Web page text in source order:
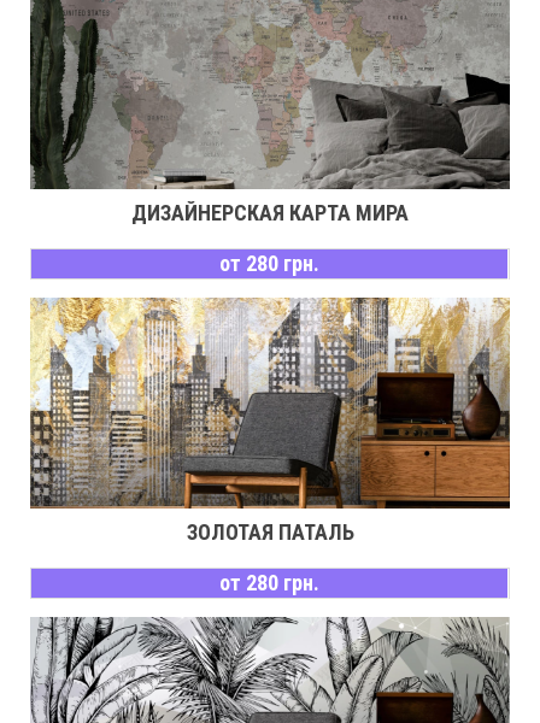
ДИЗАЙНЕРСКАЯ КАРТА МИРА
от 280 грн.
ЗОЛОТАЯ ПАТАЛЬ
от 280 грн.